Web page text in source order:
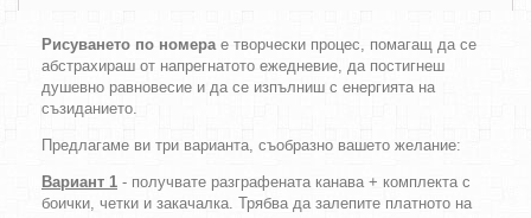
Рисуването по номерае творчески процес, помагащ да се
абстрахираш от напрегнатото ежедневие, да постигнеш
душевно равновесие и да се изпълниш с енергията на
съзиданието.
Предлагаме ви три варианта, съобразно вашето желание:
Вариант 1 - получвате разграфената канава + комплекта с
боички, четки и закачалка. Трябва да залепите платното на